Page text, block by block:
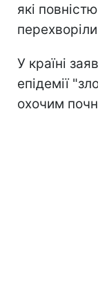
які
У країні
епідемії
охочим